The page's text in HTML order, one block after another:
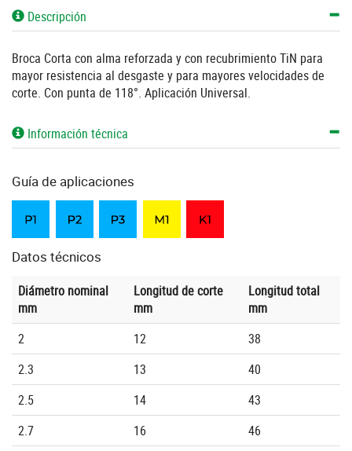
Descripción
Broca Corta con alma reforzada y con recubrimiento TiN para
mayor resistencia al desgaste y para mayores velocidades de
corte. Con punta de 118°. Aplicación Universal.
Información técnica
Guía de aplicaciones
Datos técnicos
Diámetro nominal
mm
Longitud de corte
mm
Longitud total
mm
2
12
38
2.3
13
40
2.5
14
43
2.7
16
46